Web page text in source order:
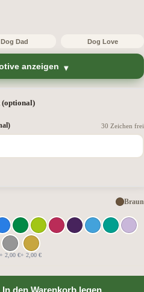
Dog Dad Dog Love
anzeigen
(optional)
30 Zeichen frei
Braun
+ 2,00 €+ 2,00 €
In den Warenkorb legen